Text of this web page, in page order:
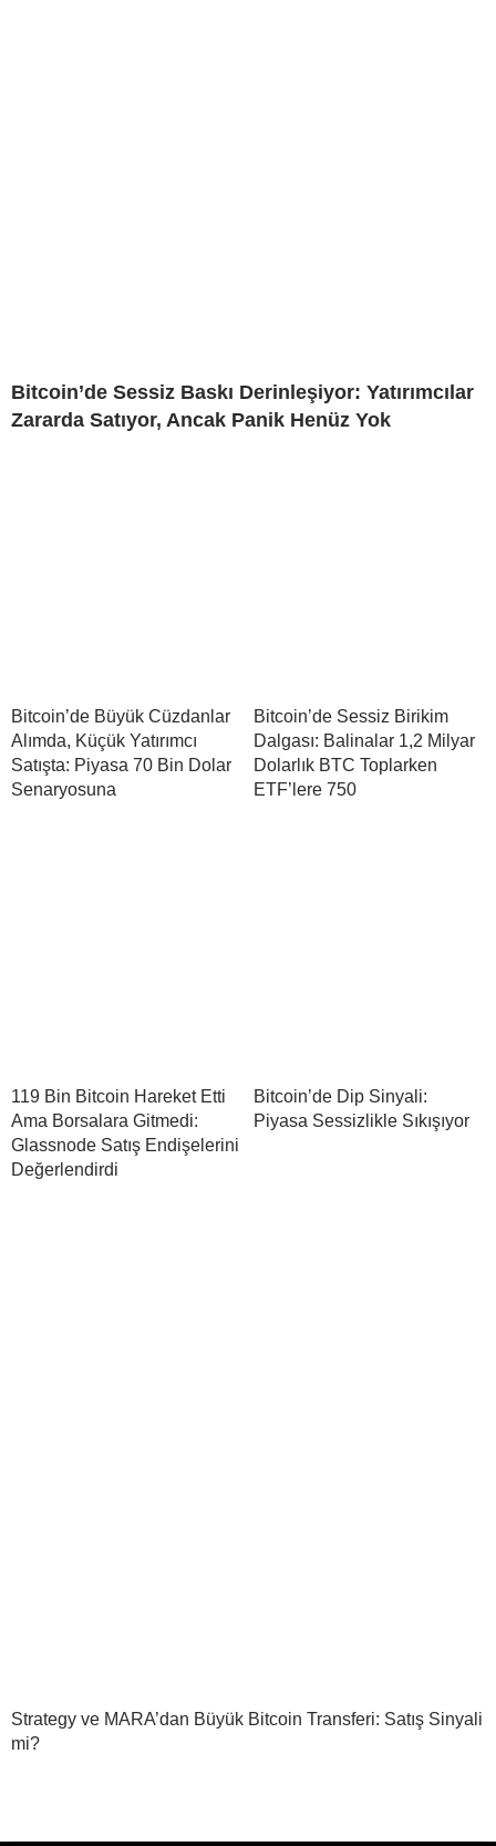
Bitcoin’de Sessiz Baskı Derinleşiyor: Yatırımcılar
Zararda Satıyor, Ancak Panik Henüz Yok
Bitcoin’de Büyük Cüzdanlar
Alımda, Küçük Yatırımcı
Satışta: Piyasa 70 Bin Dolar
Senaryosuna
Bitcoin’de Sessiz Birikim
Dalgası: Balinalar 1,2 Milyar
Dolarlık BTC Toplarken
ETF’lere 750
119 Bin Bitcoin Hareket Etti
Ama Borsalara Gitmedi:
Glassnode Satış Endişelerini
Değerlendirdi
Bitcoin’de Dip Sinyali:
Piyasa Sessizlikle Sıkışıyor
Strategy ve MARA’dan Büyük Bitcoin Transferi: Satış Sinyali
mi?